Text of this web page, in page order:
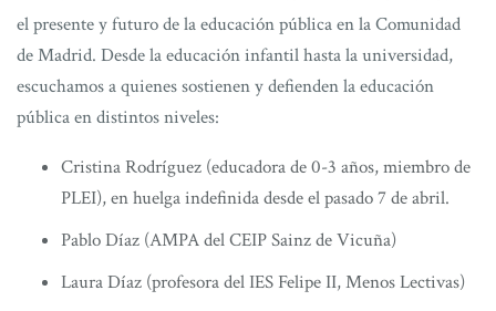
el presente y futuro de la educación pública en la Comunidad
de Madrid. Desde la educación infantil hasta la universidad,
escuchamos a quienes sostienen y defienden la educación
pública en distintos niveles:
Cristina Rodríguez (educadora de 0-3 años, miembro de
PLEI), en huelga indefinida desde el pasado 7 de abril.
Pablo Díaz (AMPA del CEIP Sainz de Vicuña)
Laura Díaz (profesora del IES Felipe II, Menos Lectivas)